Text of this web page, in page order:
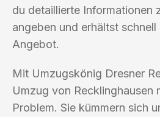
du detaillierte Informationen
angeben und erhältst
Angebot.
Mit Umzugskönig Dresner
Umzug von Recklinghausen
Problem. Sie kümmern sich